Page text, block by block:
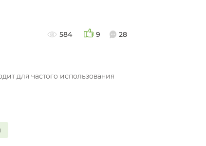
584 9 28
для частого использования